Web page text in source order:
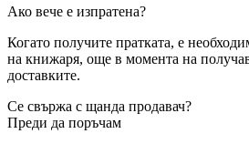
Ако вече е изпратена?
Когато получите пратката, е
на книжаря, още в момента на
доставките.
Се свържа с щанда продавач?
Преди да поръчам